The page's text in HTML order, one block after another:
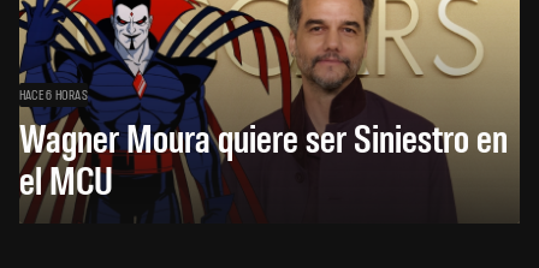
HACE 6 HORAS
Wagner Moura quiere ser Siniestro en
el MCU